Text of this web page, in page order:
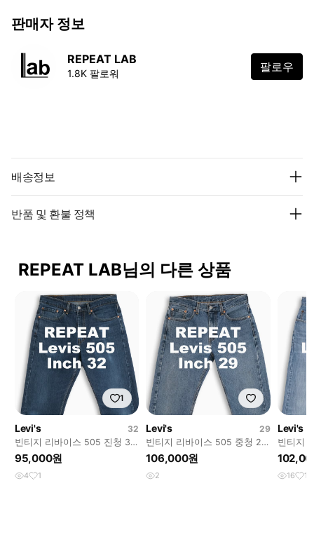
판매자 정보
REPEAT LAB
1.8K 팔로워 팔로우
배송정보
반품 및 환불 정책
REPEAT LAB님의 다른 상품
1
Levi's
32
빈티지 리바이스 505 진청 32
인치 LV5053224
95,000원
4 1
Levi's
29
빈티지 리바이스 505 중청 29
인치 LV5053008
106,000원
2
Levi's
빈티지
인치
16 1